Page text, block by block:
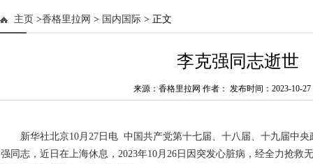
主页 >香格里拉网 > 国内国际 > 正文
李克强同志逝世
来源：香格里拉网 作者： 发布时间：2023-10-27
新华社北京10月27日电 中国共产党第十七届、十八届、十九届中
强同志，近日在上海休息，2023年10月26日因突发心脏病，经全力抢救